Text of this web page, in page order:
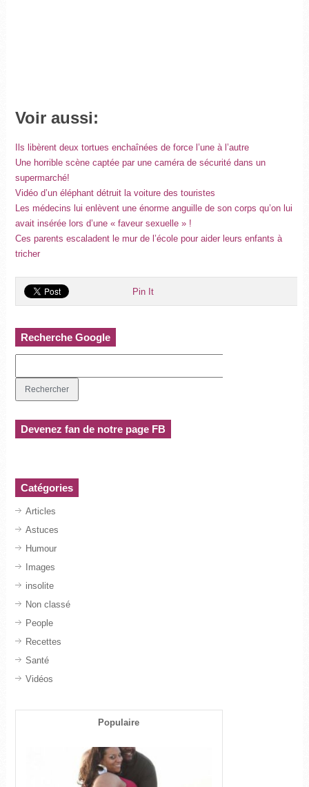
Voir aussi:
Ils libèrent deux tortues enchaînées de force l’une à l’autre
Une horrible scène captée par une caméra de sécurité dans un
supermarché!
Vidéo d’un éléphant détruit la voiture des touristes
Les médecins lui enlèvent une énorme anguille de son corps qu’on lui
avait insérée lors d’une « faveur sexuelle » !
Ces parents escaladent le mur de l’école pour aider leurs enfants à
tricher
Pin It
Recherche Google
Devenez fan de notre page FB
Catégories
Articles
Astuces
Humour
Images
insolite
Non classé
People
Recettes
Santé
Vidéos
Populaire